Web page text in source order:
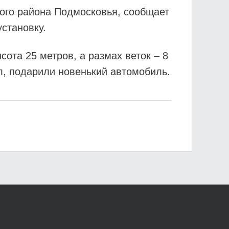
района Подмосковья, сообщает
25 метров, а размах веток – 8
подарили новенький автомобиль.